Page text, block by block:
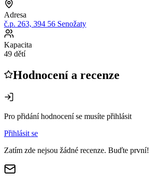
Adresa
č.p. 263, 394 56 Senožaty
Kapacita
49 dětí
Hodnocení a recenze
Pro přidání hodnocení se musíte přihlásit
Přihlásit se
Zatím zde nejsou žádné recenze. Buďte první!